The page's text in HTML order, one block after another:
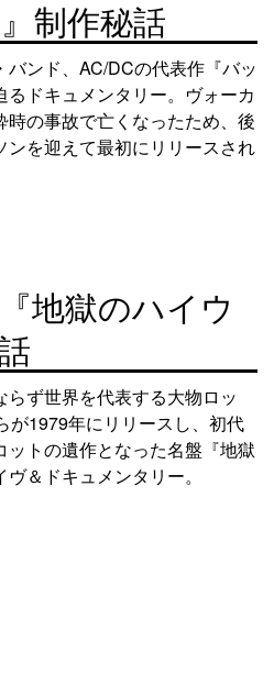
制作秘話
ンド、AC/DCの代表作『バッ
ドキュメンタリー。ヴォーカ
の事故で亡くなったため、後
を迎えて最初にリリースされ
地獄のハイウ
ず世界を代表する大物ロッ
が1979年にリリースし、初代
トの遺作となった名盤『地獄
＆ドキュメンタリー。